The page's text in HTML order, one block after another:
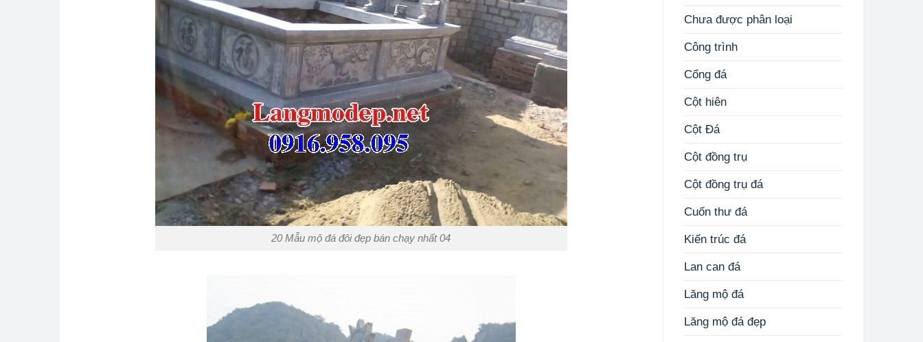
20 Mẫu mộ đá đôi đẹp bán chạy nhất 04
Chưa được phân loại
Công trình
Cổng đá
Cột hiên
Cột Đá
Cột đồng trụ
Cột đồng trụ đá
Cuốn thư đá
Kiến trúc đá
Lan can đá
Lăng mộ đá
Lăng mộ đá đẹp